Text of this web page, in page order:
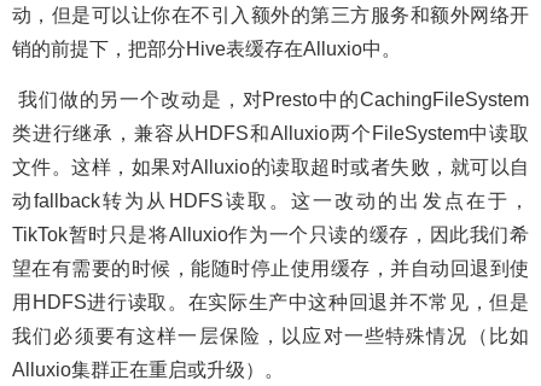
动，但是可以让你在不引入额外的第三方服务和额外网络开
销的前提下，把部分Hive表缓存在Alluxio中。
我们做的另一个改动是，对Presto中的CachingFileSystem
类进行继承，兼容从HDFS和Alluxio两个FileSystem中读取
文件。这样，如果对Alluxio的读取超时或者失败，就可以自
动fallback转为从HDFS读取。这一改动的出发点在于，
TikTok暂时只是将Alluxio作为一个只读的缓存，因此我们希
望在有需要的时候，能随时停止使用缓存，并自动回退到使
用HDFS进行读取。在实际生产中这种回退并不常见，但是
我们必须要有这样一层保险，以应对一些特殊情况（比如
Alluxio集群正在重启或升级）。